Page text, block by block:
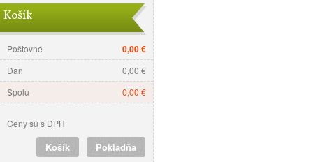
Košík
0,00 €
Poštovné
0,00 €
Daň
0,00 €
Spolu
Ceny sú s DPH
Pokladňa
Košík